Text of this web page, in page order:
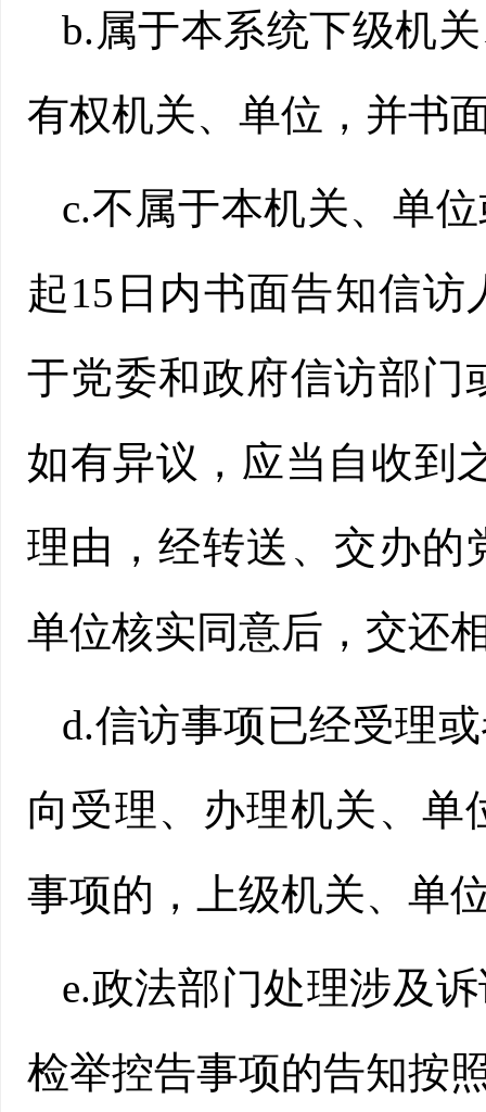
b.属于本系统下级机
有权机关、单位，并书
c.不属于本机关、单
起15日内书面告知信
于党委和政府信访部门
如有异议，应当自收到
理由，经转送、交办的
单位核实同意后，交还
d.信访事项已经受理
向受理、办理机关、单
事项的，上级机关、单
e.政法部门处理涉及
检举控告事项的告知按